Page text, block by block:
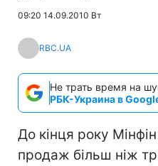
09:20 14.09.2010 Вт
RBC.UA
Не трать время на
РБК-Украина в
До кінця року
продаж більш ніж